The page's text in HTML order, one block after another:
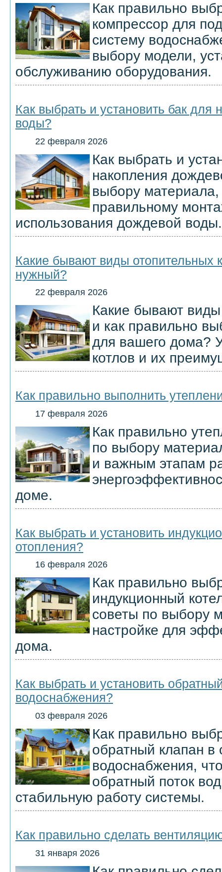
Как правильно
компрессор для
систему
выбору модели,
обслуживанию оборудования.
Как выбрать и установить бак для
воды?
22 февраля 2026
Как выбрать и
накопления
выбору
правильному
использования дождевой воды.
Какие бывают виды отопительных
нужный?
22 февраля 2026
Какие бывают виды
и как правильно
для вашего дома?
котлов и их
Как правильно выполнить
17 февраля 2026
Как правильно
по выбору
и важным этапам
доме.
Как выбрать и установить
отопления?
16 февраля 2026
Как правильно
индукционный
советы по выбору
настройке для
дома.
Как выбрать и установить
водоснабжения?
03 февраля 2026
Как правильно
обратный клапан в
водоснабжения,
обратный поток
стабильную работу системы.
Как правильно сделать
31 января 2026